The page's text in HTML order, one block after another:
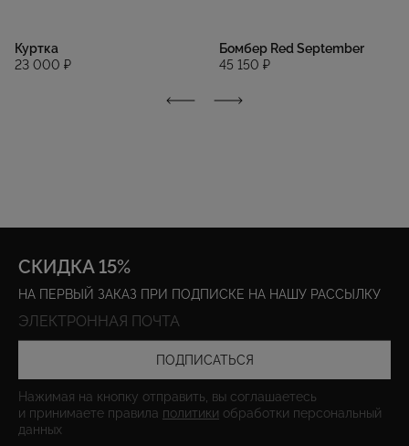
Куртка
23 000 ₽
Бомбер Red September
45 150 ₽
СКИДКА 15%
НА ПЕРВЫЙ ЗАКАЗ ПРИ ПОДПИСКЕ НА НАШУ РАССЫЛКУ
ПОДПИСАТЬСЯ
Нажимая на кнопку отправить, вы соглашаетесь
и принимаете правила политики обработки персональный
данных